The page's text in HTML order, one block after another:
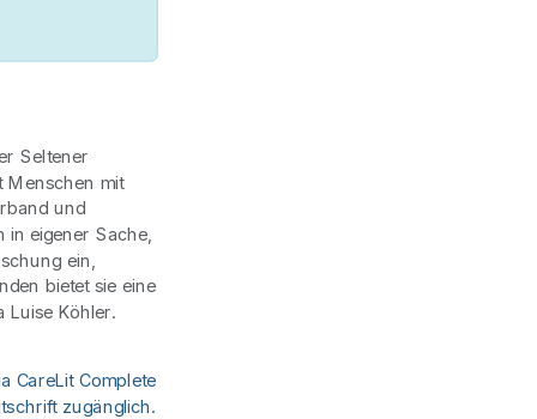
Seltener
Menschen mit
und
eigener Sache,
ein,
bietet sie eine
Luise Köhler.
CareLit Complete
zugänglich.